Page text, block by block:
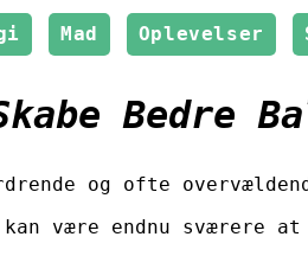
Mad Oplevelser
Bedre
og ofte
være endnu sværere